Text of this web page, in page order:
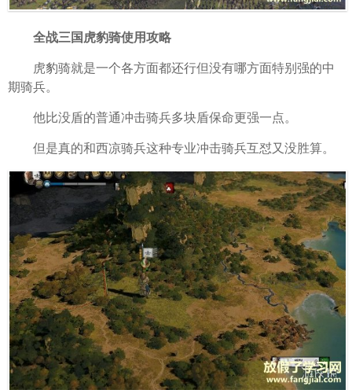
全战三国虎豹骑使用攻略
虎豹骑就是一个各方面都还行但没有哪方面特别强的中
期骑兵。
他比没盾的普通冲击骑兵多块盾保命更强一点。
但是真的和西凉骑兵这种专业冲击骑兵互怼又没胜算。